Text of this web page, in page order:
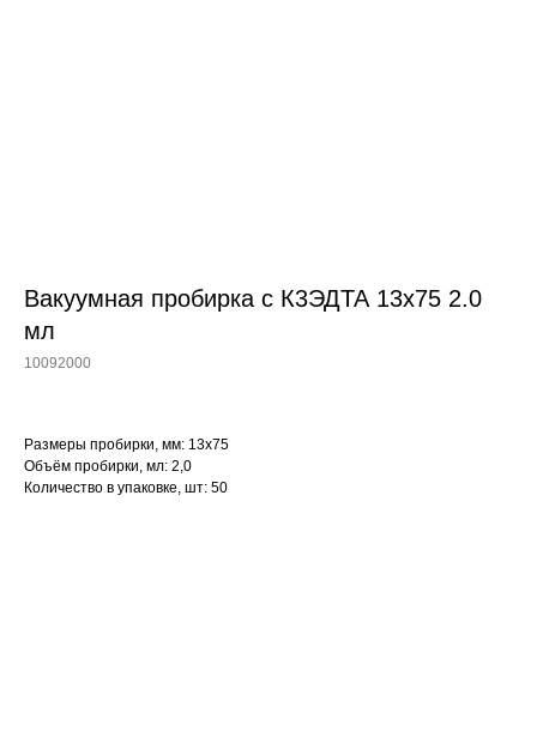
Вакуумная пробирка с К3ЭДТА 13x75 2.0
мл
10092000
Размеры пробирки, мм: 13x75
Объём пробирки, мл: 2,0
Количество в упаковке, шт: 50